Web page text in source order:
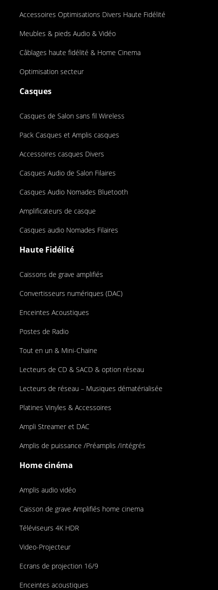
Accessoires Optimisations Divers Haute Fidélité
Meubles & pieds Audio & Vidéo
Câblages haute fidélité & Home Cinema
Optimisation secteur
Casques
Casques de Salon sans fil Wireless
Pack Casques et Amplis casques
Accessoires casques Divers
Casques Audio de Salon Filaires
Casques Audio Nomades Bluetooth
Amplificateurs de casque
Casques audio Nomades Filaires
Haute Fidélité
Caissons de grave amplifiés
Convertisseurs numériques (DAC)
Enceintes Acoustiques
Postes de Radio
Tout en un & Mini-Chaine
Lecteurs de CD & SACD & option réseau
Lecteurs de réseau – Musiques dématérialisée
Platines Vinyles & Accessoires
Ampli Streamer et DAC
Amplis de puissance /Préamplis /Intégrés
Home cinéma
Amplis audio vidéo
Caisson de grave Amplifiés home cinema
Téléviseurs 4K HDR
Video-Projecteur
Ecrans de projection 16/9
Enceintes acoustiques